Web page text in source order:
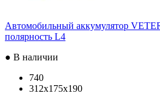
Автомобильный аккумулятор
полярность L4
● В наличии
740
312x175x190